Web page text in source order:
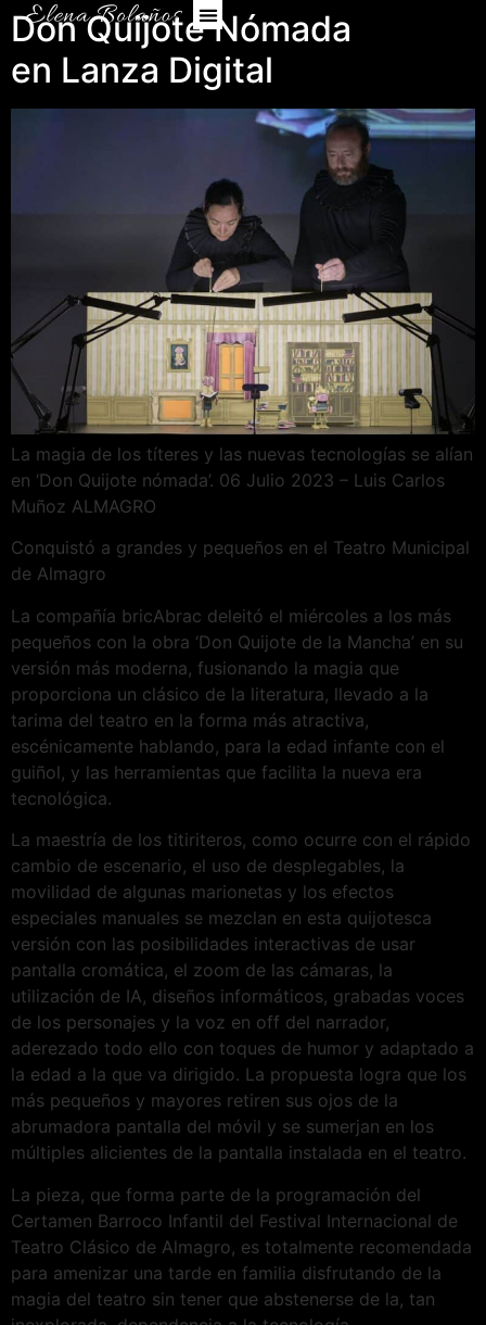
Don Quijote Nómada
en Lanza Digital
La magia de los títeres y las nuevas tecnologías se alían
en ‘Don Quijote nómada’. 06 Julio 2023 – Luis Carlos
Muñoz ALMAGRO
Conquistó a grandes y pequeños en el Teatro Municipal
de Almagro
La compañía bricAbrac deleitó el miércoles a los más
pequeños con la obra ‘Don Quijote de la Mancha’ en su
versión más moderna, fusionando la magia que
proporciona un clásico de la literatura, llevado a la
tarima del teatro en la forma más atractiva,
escénicamente hablando, para la edad infante con el
guiñol, y las herramientas que facilita la nueva era
tecnológica.
La maestría de los titiriteros, como ocurre con el rápido
cambio de escenario, el uso de desplegables, la
movilidad de algunas marionetas y los efectos
especiales manuales se mezclan en esta quijotesca
versión con las posibilidades interactivas de usar
pantalla cromática, el zoom de las cámaras, la
utilización de IA, diseños informáticos, grabadas voces
de los personajes y la voz en off del narrador,
aderezado todo ello con toques de humor y adaptado a
la edad a la que va dirigido. La propuesta logra que los
más pequeños y mayores retiren sus ojos de la
abrumadora pantalla del móvil y se sumerjan en los
múltiples alicientes de la pantalla instalada en el teatro.
La pieza, que forma parte de la programación del
Certamen Barroco Infantil del Festival Internacional de
Teatro Clásico de Almagro, es totalmente recomendada
para amenizar una tarde en familia disfrutando de la
magia del teatro sin tener que abstenerse de la, tan